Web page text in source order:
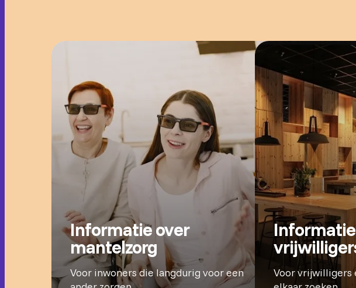
Informatie over
mantelzorg
Voor inwoners die langdurig voor een
Voor vrijwilligers